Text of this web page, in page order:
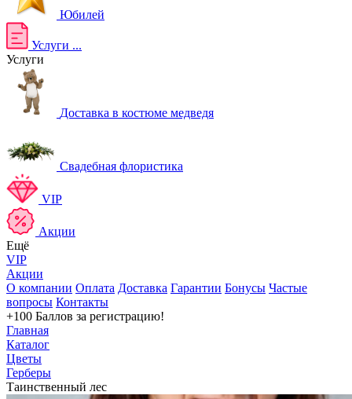
Юбилей
Услуги ...
Услуги
Доставка в костюме медведя
Свадебная флористика
VIP
Акции
Ещё
VIP
Акции
О компании Оплата Доставка Гарантии Бонусы Частые
вопросы Контакты
+100 Баллов за регистрацию!
Главная
Каталог
Цветы
Герберы
Таинственный лес